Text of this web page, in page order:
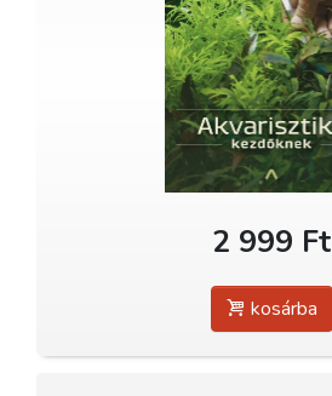
2 999 Ft
kosárba